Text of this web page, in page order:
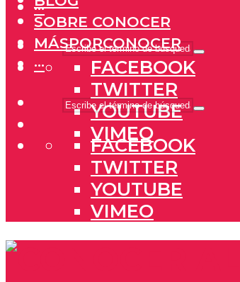
···
FACEBOOK
TWITTER
YOUTUBE
VIMEO
SOBRE CONOCER
MÁSPORCONOCER
···
FACEBOOK
TWITTER
YOUTUBE
VIMEO